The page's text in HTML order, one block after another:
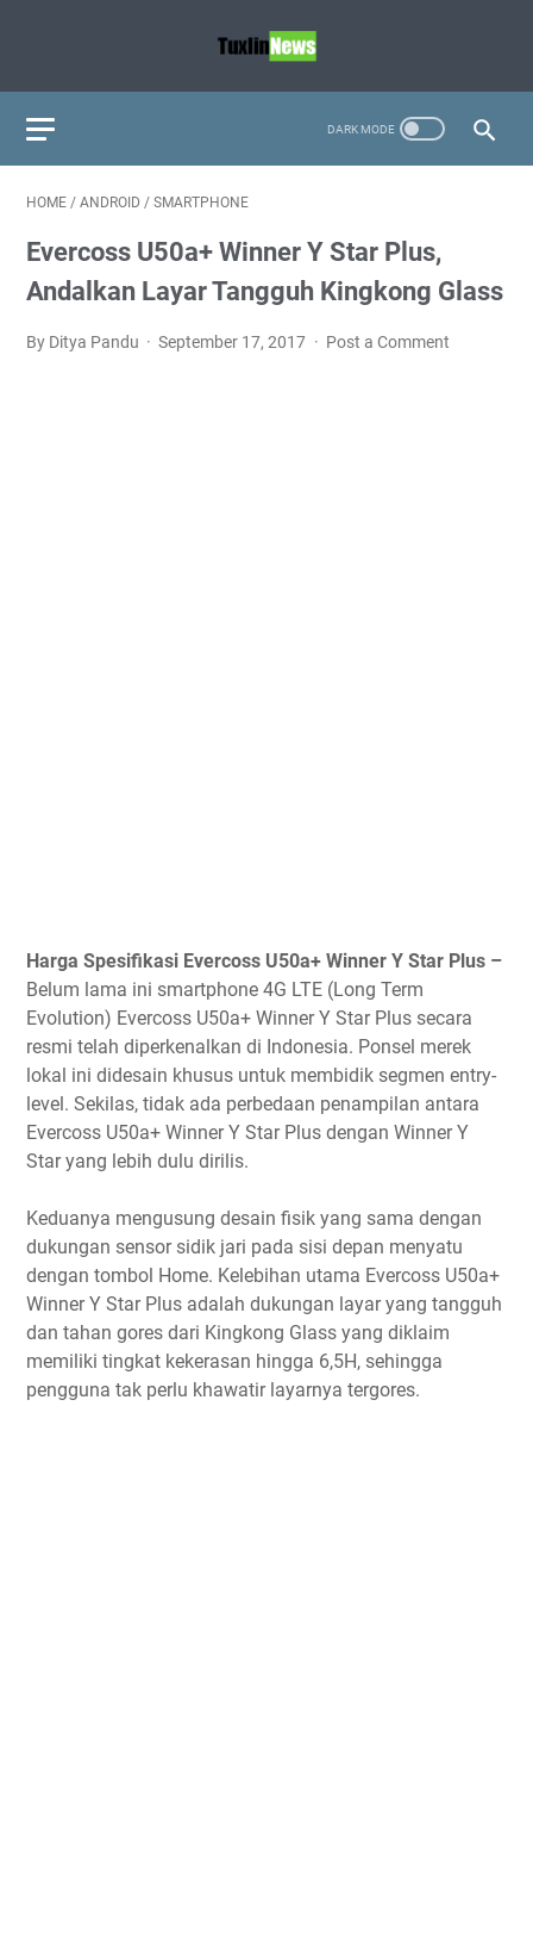
HOME / ANDROID / SMARTPHONE
Evercoss U50a+ Winner Y Star Plus,
Andalkan Layar Tangguh Kingkong Glass
By Ditya Pandu September 17, 2017 Post a Comment
Harga Spesifikasi Evercoss U50a+ Winner Y Star Plus –
Belum lama ini smartphone 4G LTE (Long Term
Evolution) Evercoss U50a+ Winner Y Star Plus secara
resmi telah diperkenalkan di Indonesia. Ponsel merek
lokal ini didesain khusus untuk membidik segmen entry-
level. Sekilas, tidak ada perbedaan penampilan antara
Evercoss U50a+ Winner Y Star Plus dengan Winner Y
Star yang lebih dulu dirilis.
Keduanya mengusung desain fisik yang sama dengan
dukungan sensor sidik jari pada sisi depan menyatu
dengan tombol Home. Kelebihan utama Evercoss U50a+
Winner Y Star Plus adalah dukungan layar yang tangguh
dan tahan gores dari Kingkong Glass yang diklaim
memiliki tingkat kekerasan hingga 6,5H, sehingga
pengguna tak perlu khawatir layarnya tergores.